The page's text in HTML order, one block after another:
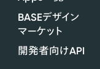
BASEデザイン
マーケット
開発者向けAPI